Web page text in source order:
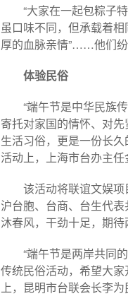
“大家在一起包粽子
虽口味不同，但承载着
厚的血脉亲情”……他们纷
体验民俗
“端午节是中华民族
寄托对家国的情怀、对
生活习俗，更是一份长
活动上，上海市台办主任
该活动将联谊文娱
沪台胞、台商、台生代
沐春风，干劲十足，期待
“端午节是两岸共同
传统民俗活动，希望大家
上，昆明市台联会长李为